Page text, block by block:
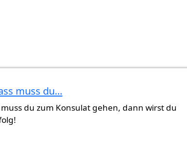
muss du…
du zum Konsulat gehen, dann wirst du